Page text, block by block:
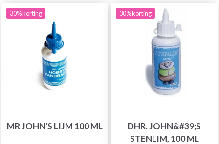
30% korting
MR JOHN'S LIJM 100 ML
30% korting
DHR. JOHN&#39;S
STENLIM, 100 ML